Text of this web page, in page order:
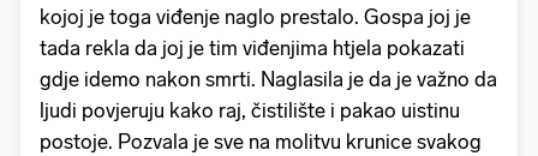
kojoj je toga viđenje naglo prestalo. Gospa joj je
tada rekla da joj je tim viđenjima htjela pokazati
gdje idemo nakon smrti. Naglasila je da je važno da
ljudi povjeruju kako raj, čistilište i pakao uistinu
postoje. Pozvala je sve na molitvu krunice svakog